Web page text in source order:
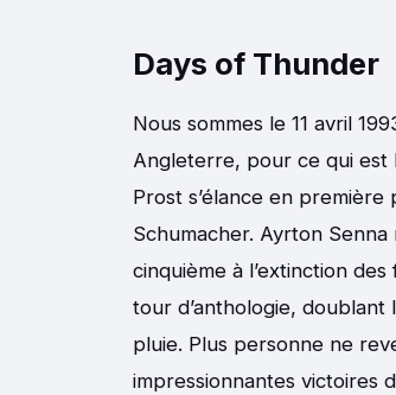
Days of Thunder
Nous sommes le 11 avril
Angleterre, pour ce qui est
Prost s’élance en
Schumacher. Ayrton Senna
cinquième à l’extinction
tour d’anthologie,
pluie. Plus personne ne
impressionnantes victoires